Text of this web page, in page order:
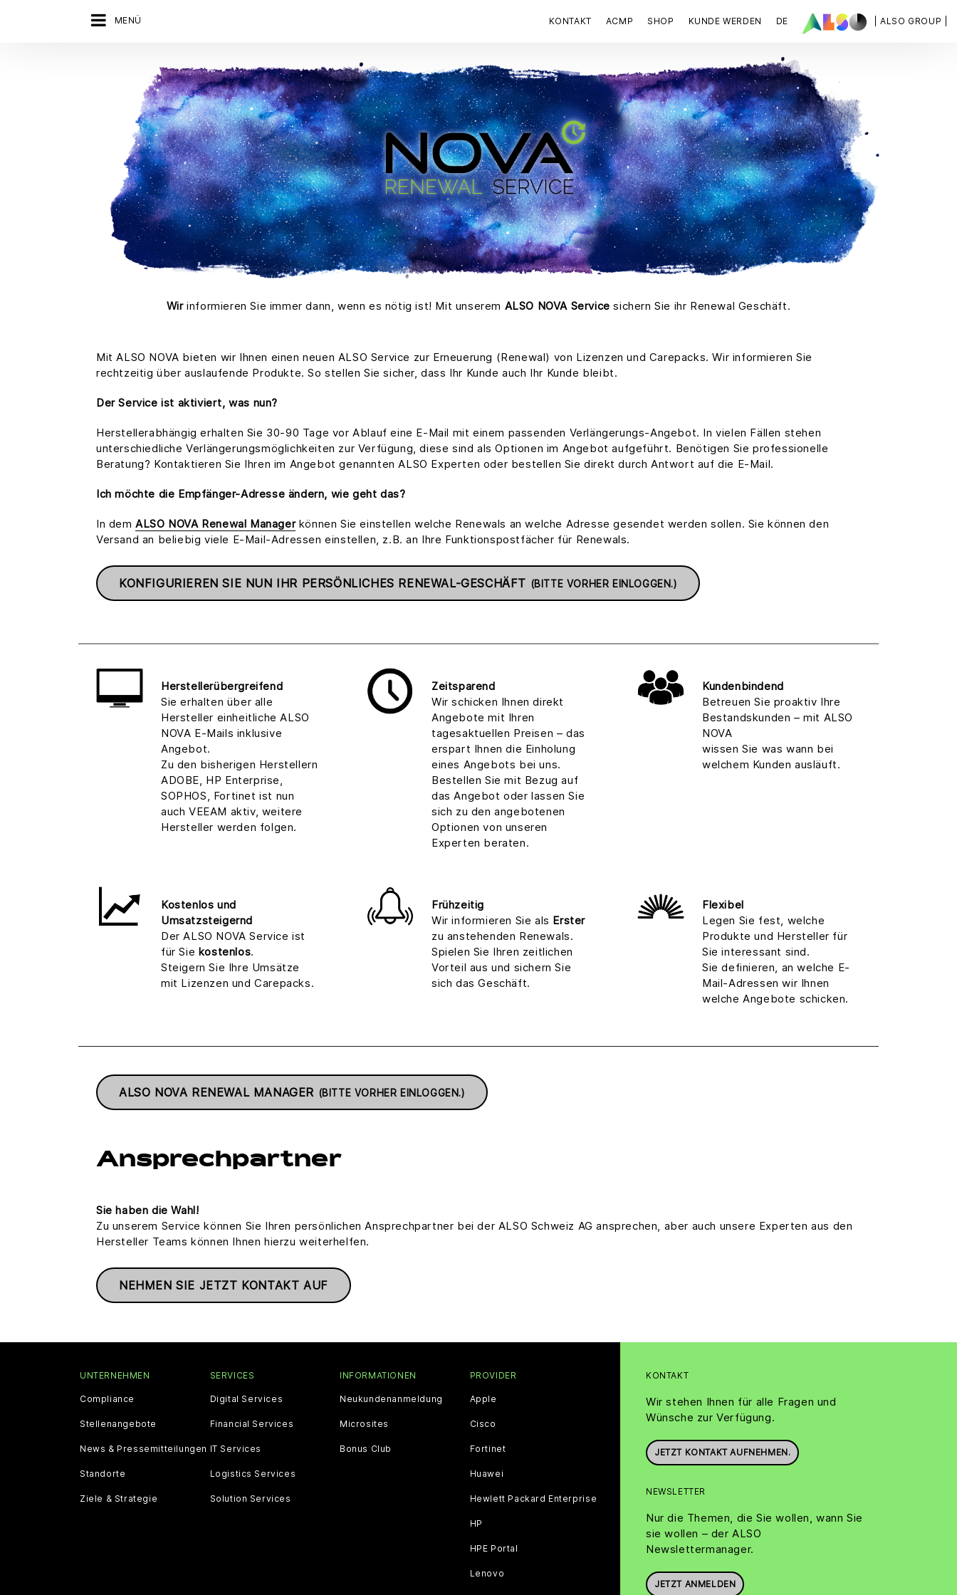
MENÜ | ALSO GROUP |
KONTAKT ACMP SHOP KUNDE WERDEN DE
Wirinformieren Sie immer dann, wenn es nötig ist! Mit unserem ALSO NOVA Service sichern Sie ihr Renewal Geschäft.
Mit ALSO NOVA bieten wir Ihnen einen neuen ALSO Service zur Erneuerung (Renewal) von Lizenzen und Carepacks. Wir informieren Sie
rechtzeitig über auslaufende Produkte. So stellen Sie sicher, dass Ihr Kunde auch Ihr Kunde bleibt.
Der Service ist aktiviert, was nun?
Herstellerabhängig erhalten Sie 30-90 Tage vor Ablauf eine E-Mail mit einem passenden Verlängerungs-Angebot. In vielen Fällen stehen
unterschiedliche Verlängerungsmöglichkeiten zur Verfügung, diese sind als Optionen im Angebot aufgeführt. Benötigen Sie professionelle
Beratung? Kontaktieren Sie Ihren im Angebot genannten ALSO Experten oder bestellen Sie direkt durch Antwort auf die E-Mail.
Ich möchte die Empfänger-Adresse ändern, wie geht das?
In demALSO NOVA Renewal Managerkönnen Sie einstellen welche Renewals an welche Adresse gesendet werden sollen. Sie können den
Versand an beliebig viele E-Mail-Adressen einstellen, z.B. an Ihre Funktionspostfächer für Renewals.
KONFIGURIEREN SIE NUN IHR PERSÖNLICHES RENEWAL-GESCHÄFT (BITTE VORHER EINLOGGEN.)
Herstellerübergreifend
Sie erhalten über alle
Hersteller einheitliche ALSO
NOVA E-Mails inklusive
Angebot.
Zu den bisherigen Herstellern
ADOBE, HP Enterprise,
SOPHOS, Fortinet ist nun
auch VEEAM aktiv, weitere
Hersteller werden folgen.
Zeitsparend
Wir schicken Ihnen direkt
Angebote mit Ihren
tagesaktuellen Preisen – das
erspart Ihnen die Einholung
eines Angebots bei uns.
Bestellen Sie mit Bezug auf
das Angebot oder lassen Sie
sich zu den angebotenen
Optionen von unseren
Experten beraten.
Kundenbindend
Betreuen Sie proaktiv Ihre
Bestandskunden – mit ALSO
NOVA
wissen Sie was wann bei
welchem Kunden ausläuft.
Kostenlos und
Umsatzsteigernd
Der ALSO NOVA Service ist
für Sie kostenlos.
Steigern Sie Ihre Umsätze
mit Lizenzen und Carepacks.
Frühzeitig
Wir informieren Sie als Erster
zu anstehenden Renewals.
Spielen Sie Ihren zeitlichen
Vorteil aus und sichern Sie
sich das Geschäft.
Flexibel
Legen Sie fest, welche
Produkte und Hersteller für
Sie interessant sind.
Sie definieren, an welche E-
Mail-Adressen wir Ihnen
welche Angebote schicken.
ALSO NOVA RENEWAL MANAGER (BITTE VORHER EINLOGGEN.)
Ansprechpartner
Sie haben die Wahl!
Zu unserem Service können Sie Ihren persönlichen Ansprechpartner bei der ALSO Schweiz AG ansprechen, aber auch unsere Experten aus den
Hersteller Teams können Ihnen hierzu weiterhelfen.
NEHMEN SIE JETZT KONTAKT AUF
KONTAKT
Wir stehen Ihnen für alle Fragen und
Wünsche zur Verfügung.
JETZT KONTAKT AUFNEHMEN.
NEWSLETTER
Nur die Themen, die Sie wollen, wann Sie
sie wollen – der ALSO
Newslettermanager.
JETZT ANMELDEN
UNTERNEHMEN
Compliance
Stellenangebote
News & Pressemitteilungen
Standorte
Ziele & Strategie
SERVICES
Digital Services
Financial Services
IT Services
Logistics Services
Solution Services
INFORMATIONEN
Neukundenanmeldung
Microsites
Bonus Club
PROVIDER
Apple
Cisco
Fortinet
Huawei
Hewlett Packard Enterprise
HP
HPE Portal
Lenovo